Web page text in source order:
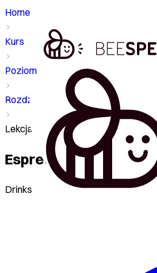
Home
Kurs
Poziom - A1
Rozdział
Lekcja - Espresso
Espresso
Drinks